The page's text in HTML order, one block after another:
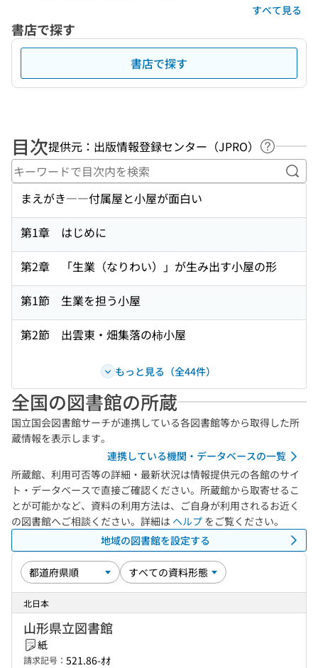
すべて見る
書店で探す
書店で探す
目次提供元：出版情報登録センター（JPRO）
ヘルプペ
キ
まえがき――付属屋と小屋が面白い
第1章 はじめに
第2章 「生業（なりわい）」が生み出す小屋の形
第1節 生業を担う小屋
第2節 出雲東・畑集落の柿小屋
もっと見る（全44件）
全国の図書館の所蔵
国立国会図書館サーチが連携している各図書館等から取得した所
蔵情報を表示します。
連携している機関・データベースの一覧
所蔵館、利用可否等の詳細・最新状況は情報提供元の各館のサイ
ト・データベースで直接ご確認ください。所蔵館から取寄せるこ
とが可能かなど、資料の利用方法は、ご自身が利用されるお近く
の図書館へご相談ください。詳細は ヘルプ をご覧ください。
地域の図書館を設定する
北日本
山形県立図書館
紙
請求記号： 521.86-ｵｵ